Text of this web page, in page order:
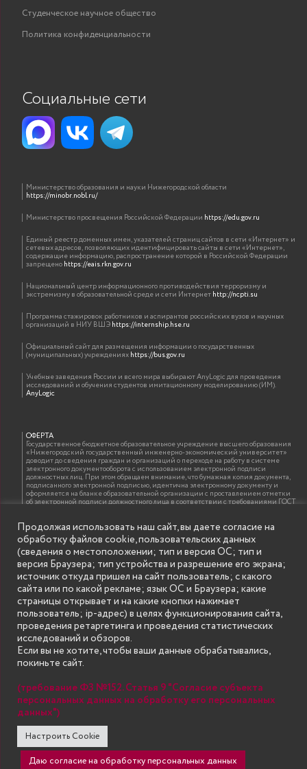
Студенческое научное общество
Политика конфиденциальности
Социальные сети
Министерство образования и науки Нижегородской области
https://minobr.nobl.ru/
Министерство просвещения Российской Федерации https://edu.gov.ru
Единый реестр доменных имен, указателей страниц сайтов в сети «Интернет» и
сетевых адресов, позволяющих идентифицировать сайты в сети «Интернет»,
содержащие информацию, распространение которой в Российской Федерации
запрещеноhttps://eais.rkn.gov.ru
Национальный центр информационного противодействия терроризму и
экстремизму в образовательной среде и сети Интернетhttp://ncpti.su
Программа стажировок работников и аспирантов российских вузов и научных
организаций в НИУ ВШЭhttps://internship.hse.ru
Официальный сайт для размещения информации о государственных
(муниципальных) учрежденияхhttps://bus.gov.ru
Учебные заведения России и всего мира выбирают AnyLogic для проведения
исследований и обучения студентов имитационному моделированию (ИМ).
AnyLogic
ОФЕРТА
Государственное бюджетное образовательное учреждение высшего образования
«Нижегородский государственный инженерно-экономический университет»
доводит до сведения граждан и организаций о переходе на работу в системе
электронного документооборота с использованием электронной подписи
должностных лиц. При этом обращаем внимание, что бумажная копия документа,
подписанного электронной подписью, идентична электронному документу и
оформляется на бланке образовательной организации с проставлением отметки
об электронной подписи должностного лица в соответствии с требованиями ГОСТ
ИНФОРМАЦИЯ ДЛЯ ПРАВООБЛАДАТЕЛЕЙ
Все права на аудио и видео материалы, представленные на нашем сайте
принадлежат их законным владельцам и предназначены только для ознакомления.
Наличие материалов на сайте никаким образом не претендует на обозначение
нашего авторского права на данные материалы. Авторы не несут ответственности
за возможные последствия использования их в целях, запрещенных Уголовным
Кодексом Российской Федерации. Если вы соглашаетесь с указанными
условиями, то можете приступить к просмотру материалов. Иначе вы должны
немедленно покинуть сайт. Все материалы, размещенные на сайте, взяты с
открытых (общедоступных) источников. Если Вы являетесь правообладателем
какого-либо материала, размещённого на этом сайте, и не хотели бы чтобы данная
информация распространялась без Вашего на то согласия, то мы будем рады
оказать Вам содействие, удалив соответствующие страницы. Для этого достаточно,
чтобы вы прислали нам письмо (в электронном виде) с E-mail официального
страницы сайта, которые необходимо удалить.
SECONDARY
MENU
© Государственное бюджетное образовательное учреждение
высшего образования "Нижегородский государственный инженерно-
экономический университет" (Княгининский университет) 2002 - 2026
Продолжая использовать наш сайт, вы даете согласие на
обработку файлов cookie, пользовательских данных
(сведения о местоположении; тип и версия ОС; тип и
версия Браузера; тип устройства и разрешение его экрана;
источник откуда пришел на сайт пользователь; с какого
сайта или по какой рекламе; язык ОС и Браузера; какие
страницы открывает и на какие кнопки нажимает
пользователь; ip-адрес) в целях функционирования сайта,
проведения ретаргетинга и проведения статистических
исследований и обзоров.
Если вы не хотите, чтобы ваши данные обрабатывались,
покиньте сайт.
(требование ФЗ №152. Статья 9 "Согласие субъекта
персональных данных на обработку его персональных
данных")
Настроить Cookie
Даю согласие на обработку персональных данных